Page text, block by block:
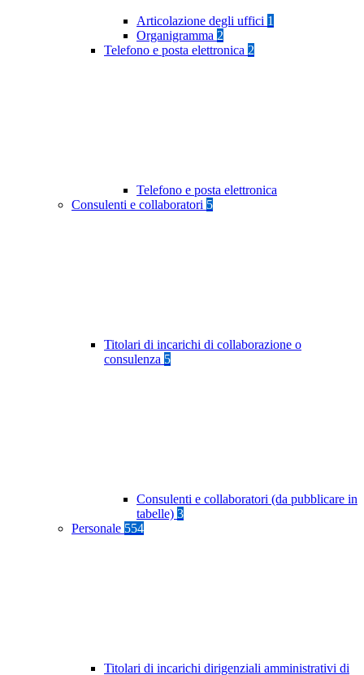
Articolazione degli uffici 1
Organigramma 2
Telefono e posta elettronica 2
Telefono e posta elettronica
Consulenti e collaboratori 5
Titolari di incarichi di collaborazione o
consulenza 5
Consulenti e collaboratori (da pubblicare in
tabelle) 3
Personale 554
Titolari di incarichi dirigenziali amministrativi di